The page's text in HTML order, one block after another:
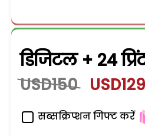
डिजिटल + 24
USD150 USD129
सब्सक्रिप्शन गिफ्ट करें